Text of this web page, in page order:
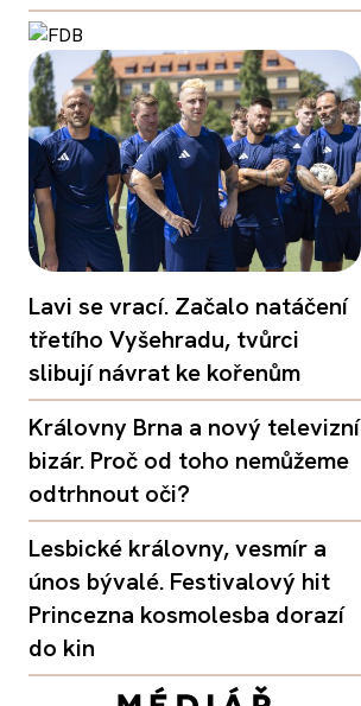
Lavi se vrací. Začalo natáčení
třetího Vyšehradu, tvůrci
slibují návrat ke kořenům
Královny Brna a nový televizní
bizár. Proč od toho nemůžeme
odtrhnout oči?
Lesbické královny, vesmír a
únos bývalé. Festivalový hit
Princezna kosmolesba dorazí
do kin